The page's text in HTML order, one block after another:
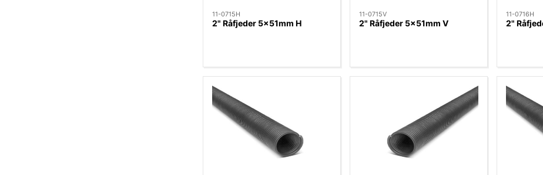
11-0715H
2" Råfjeder 5x51mm H
11-0715V
2" Råfjeder 5x51mm V
11-0716H
2"